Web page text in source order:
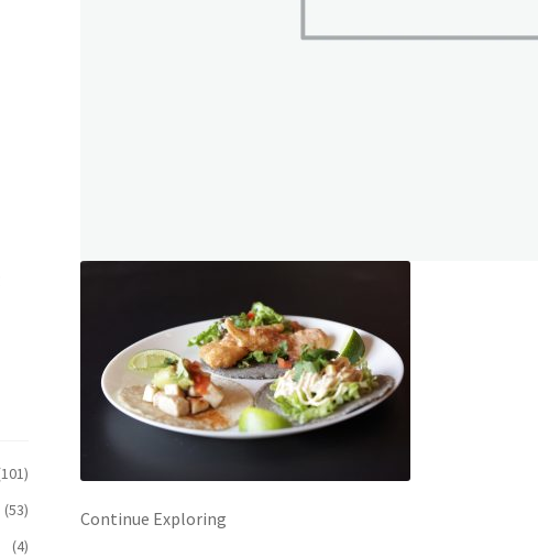
Continue Exploring
(53)
(4)